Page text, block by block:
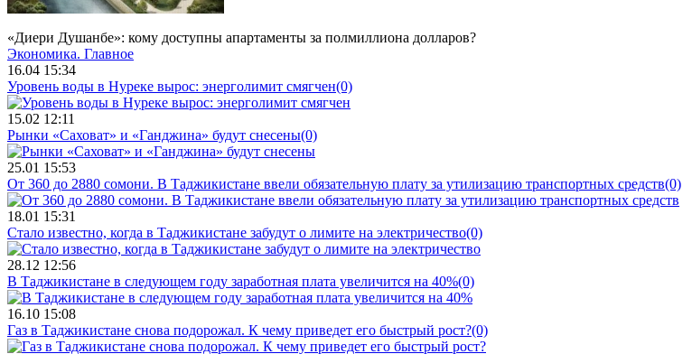
«Диери Душанбе»: кому доступны апартаменты за полмиллиона долларов?
Экономика. Главное
16.04 15:34
Уровень воды в Нуреке вырос: энерголимит смягчен(0)
15.02 12:11
Рынки «Саховат» и «Ганджина» будут снесены(0)
25.01 15:53
От 360 до 2880 сомони. В Таджикистане ввели обязательную плату за утилизацию транспортных средств(0)
18.01 15:31
Стало известно, когда в Таджикистане забудут о лимите на электричество(0)
28.12 12:56
В Таджикистане в следующем году заработная плата увеличится на 40%(0)
16.10 15:08
Газ в Таджикистане снова подорожал. К чему приведет его быстрый рост?(0)